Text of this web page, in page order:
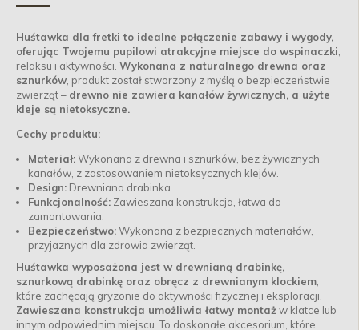
Huśtawka dla fretki to idealne połączenie zabawy i wygody,
oferując Twojemu pupilowi atrakcyjne miejsce do wspinaczki
relaksu i aktywności. Wykonana z naturalnego drewna oraz
sznurków , produkt został stworzony z myślą o bezpieczeństwie
zwierząt – drewno nie zawiera kanałów żywicznych, a użyte
kleje są nietoksyczne.
Cechy produktu:
Materiał:Wykonana z drewna i sznurków, bez żywicznych
kanałów, z zastosowaniem nietoksycznych klejów.
Design: Drewniana drabinka.
Funkcjonalność: Zawieszana konstrukcja, łatwa do
zamontowania.
Bezpieczeństwo:Wykonana z bezpiecznych materiałów,
przyjaznych dla zdrowia zwierząt.
Huśtawka wyposażona jest w drewnianą drabinkę,
sznurkową drabinkę oraz obręcz z drewnianym klockiem
które zachęcają gryzonie do aktywności fizycznej i eksploracji.
Zawieszana konstrukcja umożliwia łatwy montaż w klatce lub
innym odpowiednim miejscu. To doskonałe akcesorium, które